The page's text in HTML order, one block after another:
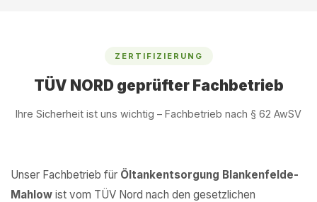
ZERTIFIZIERUNG
TÜV NORD geprüfter Fachbetrieb
Ihre Sicherheit ist uns wichtig – Fachbetrieb nach § 62 AwSV
Unser Fachbetrieb für Öltankentsorgung Blankenfelde-
Mahlow ist vom TÜV Nord nach den gesetzlichen